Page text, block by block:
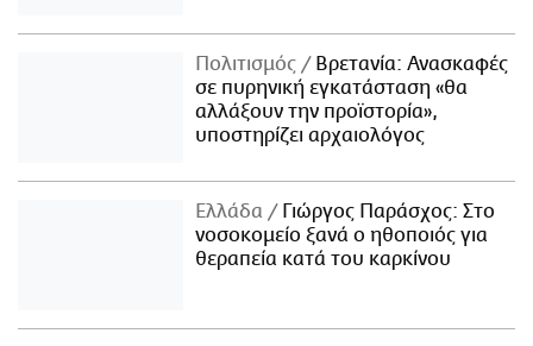
Πολιτισμός
Βρετανία: Ανασκαφές
σε πυρηνική εγκατάσταση «θα
αλλάξουν την προϊστορία»,
υποστηρίζει αρχαιολόγος
Ελλάδα
Γιώργος Παράσχος: Στο
νοσοκομείο ξανά ο ηθοποιός για
θεραπεία κατά του καρκίνου